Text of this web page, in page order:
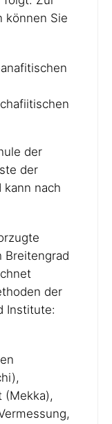
können Sie
der
der
kann nach
Breitengrad
der
Institute:
(Mekka),